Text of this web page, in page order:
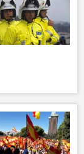
Всемирный латышский форум экономики и инноваций